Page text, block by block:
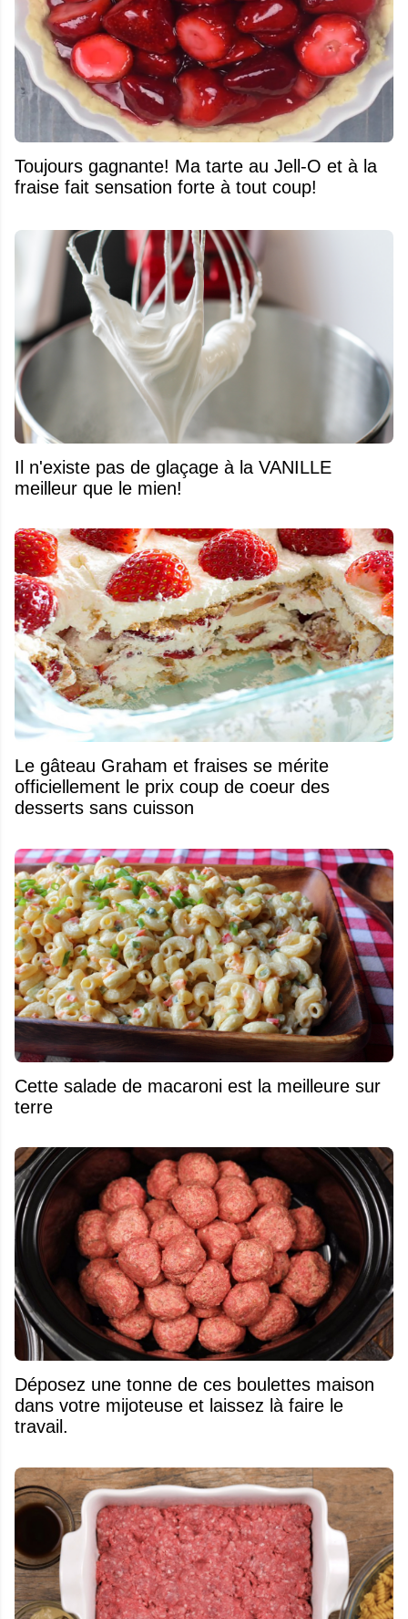
Toujours gagnante! Ma tarte au Jell-O et à la
fraise fait sensation forte à tout coup!
Il n'existe pas de glaçage à la VANILLE
meilleur que le mien!
Le gâteau Graham et fraises se mérite
officiellement le prix coup de coeur des
desserts sans cuisson
Cette salade de macaroni est la meilleure sur
terre
Déposez une tonne de ces boulettes maison
dans votre mijoteuse et laissez là faire le
travail.